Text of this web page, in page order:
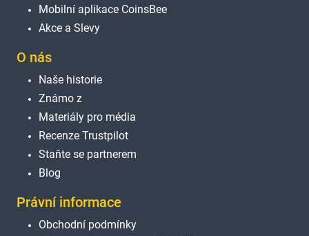
Mobilní aplikace CoinsBee
Akce a Slevy
O nás
Naše historie
Známo z
Materiály pro média
Recenze Trustpilot
Staňte se partnerem
Blog
Právní informace
Obchodní podmínky